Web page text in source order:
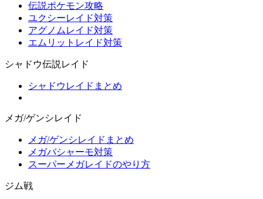
伝説ポケモン攻略
ユクシーレイド対策
アグノムレイド対策
エムリットレイド対策
シャドウ伝説レイド
シャドウレイドまとめ
メガ/ゲンシレイド
メガ/ゲンシレイドまとめ
メガバシャーモ対策
スーパーメガレイドのやり方
ジム戦